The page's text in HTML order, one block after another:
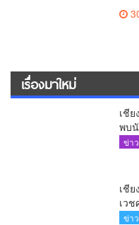
พิทั
เรื่องมาใหม่
เชี
พบ
ผู้น
ข่า
เชี
เว
ระ
ข่า